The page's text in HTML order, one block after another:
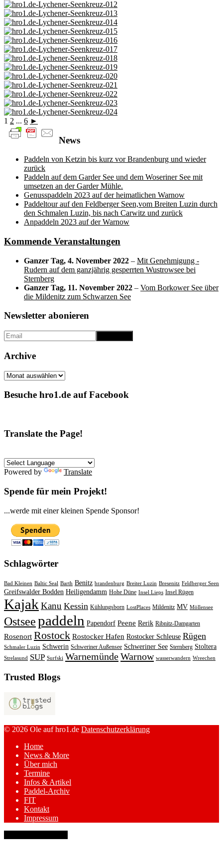
1 2 ... 6 ►
News
Paddeln von Ketzin bis kurz vor Brandenburg und wieder
zurück
Paddeln auf dem Garder See und dem Woseriner See mit
umsetzen an der Garder Mühle.
Genusspaddeln 2023 auf der heimatlichen Warnow
Paddeltour auf den Feldberger Seen,vom Breiten Luzin durch
den Schmalen Luzin, bis nach Carwitz und zurück
Anpaddeln 2023 auf der Warnow
Kommende Veranstaltungen
Ganzer Tag, 4. November 2022 – Mit Genehmigung -
Rudern auf dem ganzjährig gesperrten Wustrowsee bei
Sternberg
Ganzer Tag, 11. November 2022 – Vom Borkower See über
die Mildenitz zum Schwarzen See
Newsletter abonieren
Archive
Archive
Besuche hro1.de auf Facebook
Translate the Page!
Powered by Translate
Spende für mein Projekt!
...werde mit einer kleinen Spende Sponsor!
Schlagwörter
Bad Kleinen Baltic Seal Barth Benitz brandenburg Breiter Luzin Bresenitz Feldberger Seen
Greifswalder Bodden Heiligendamm Hohe Düne Insel Lieps Insel Rügen
Kajak Kanu Kessin Kühlungsborn LostPlaces Mildenitz MV Möllensee
Ostseepaddeln Papendorf Peene Rerik Ribnitz-Damgarten
Rosenort Rostock Rostocker Hafen Rostocker Schleuse Rügen
Schmaler Luzin Schwerin Schweriner Außensee Schweriner See Sternberg Stoltera
Strelasund SUP Surfski WarnemündeWarnow wasserwandern Wreechen
Trusted Blogs
© 2026 Ole auf hro1.de Datenschutzerklärung
Home
News & More
Über mich
Termine
Infos & Artikel
Paddel-Archiv
FIT
Kontakt
Impressum